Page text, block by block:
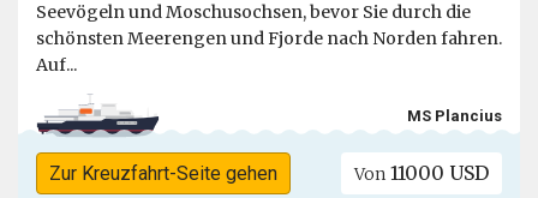
Seevögeln und Moschusochsen, bevor Sie durch die
schönsten Meerengen und Fjorde nach Norden fahren.
Auf...
MS Plancius
Zur Kreuzfahrt-Seite gehen Von 11000 USD